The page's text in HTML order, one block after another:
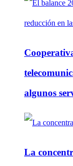
algunos
La